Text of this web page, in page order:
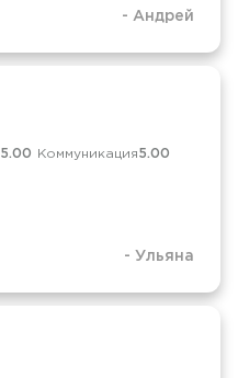
- Андрей
5.00 Коммуникация5.00
- Ульяна